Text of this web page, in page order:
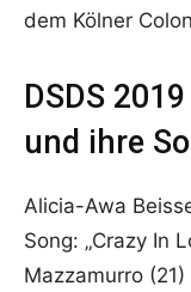
dem Kölner
DSDS
und ihre
Alicia-Awa
Song: „Crazy In
Mazzamurro